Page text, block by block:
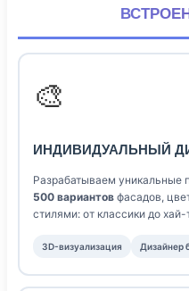
🎨
ИНДИВИДУАЛЬНЫЙ
Разрабатываем уникальные
500 вариантов фасадов,
стилями: от классики до хай-
3D-визуализация Дизайнер